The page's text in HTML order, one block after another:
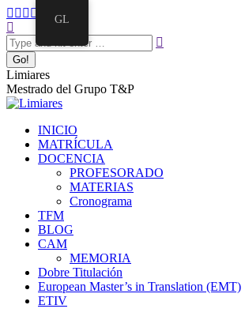
Limiares
Mestrado del Grupo T&P
INICIO
MATRÍCULA
DOCENCIA
PROFESORADO
MATERIAS
Cronograma
TFM
BLOG
CAM
MEMORIA
Dobre Titulación
European Master’s in Translation (EMT)
ETIV
GL